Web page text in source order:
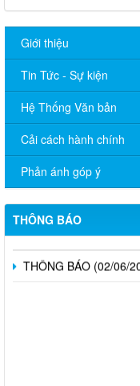
Giới thiệu
Tin Tức - Sự kiện
Hệ Thống Văn bản
Cải cách hành chính
Phản ánh góp ý
THÔNG BÁO
Sở Ngoại vụ thông
vụ công chức năm 2026
TÍCH CỰC HƯỞNG
PHÁP LUẬT” NĂM 2026
CÔNG BỐ DANH
CẤP, PHÂN QUYỀN
THÔNG BÁO (02/06/